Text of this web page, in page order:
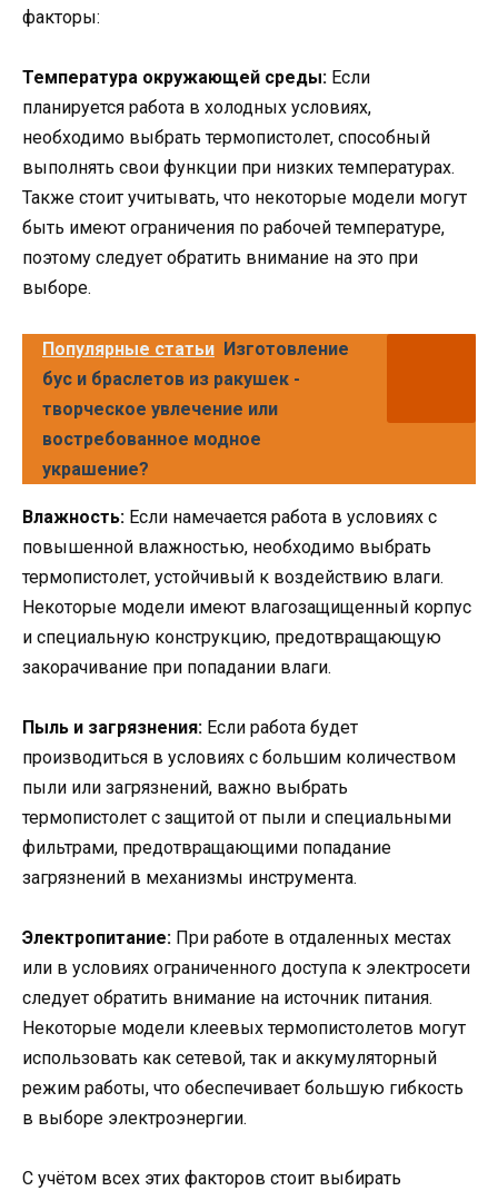
факторы:
Температура окружающей среды: Если
планируется работа в холодных условиях,
необходимо выбрать термопистолет, способный
выполнять свои функции при низких температурах.
Также стоит учитывать, что некоторые модели могут
быть имеют ограничения по рабочей температуре,
поэтому следует обратить внимание на это при
выборе.
Популярные статьи Изготовление
бус и браслетов из ракушек -
творческое увлечение или
востребованное модное
украшение?
Влажность: Если намечается работа в условиях с
повышенной влажностью, необходимо выбрать
термопистолет, устойчивый к воздействию влаги.
Некоторые модели имеют влагозащищенный корпус
и специальную конструкцию, предотвращающую
закорачивание при попадании влаги.
Пыль и загрязнения: Если работа будет
производиться в условиях с большим количеством
пыли или загрязнений, важно выбрать
термопистолет с защитой от пыли и специальными
фильтрами, предотвращающими попадание
загрязнений в механизмы инструмента.
Электропитание: При работе в отдаленных местах
или в условиях ограниченного доступа к электросети
следует обратить внимание на источник питания.
Некоторые модели клеевых термопистолетов могут
использовать как сетевой, так и аккумуляторный
режим работы, что обеспечивает большую гибкость
в выборе электроэнергии.
С учётом всех этих факторов стоит выбирать